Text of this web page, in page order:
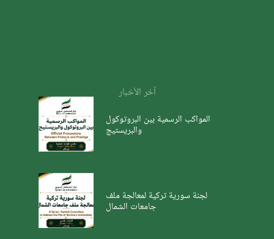
آخر الأخبار
المواكب الرسمية بين البروتوكول
والبريستيج
لجنة سورية تركية لمعالجة ملف
جامعات الشمال